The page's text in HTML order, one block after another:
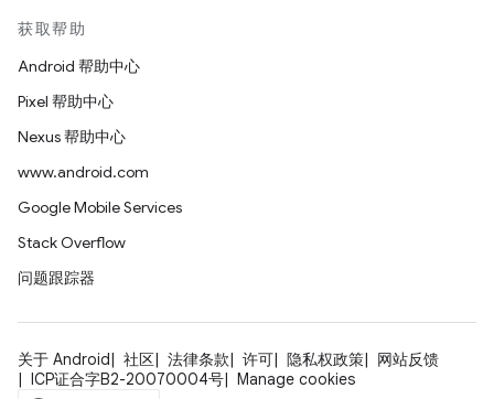
获取帮助
Android 帮助中心
Pixel 帮助中心
Nexus 帮助中心
www.android.com
Google Mobile Services
Stack Overflow
问题跟踪器
关于 Android 社区 法律条款 许可 隐私权政策
网站反馈
ICP证合字B2-20070004号
Manage cookies